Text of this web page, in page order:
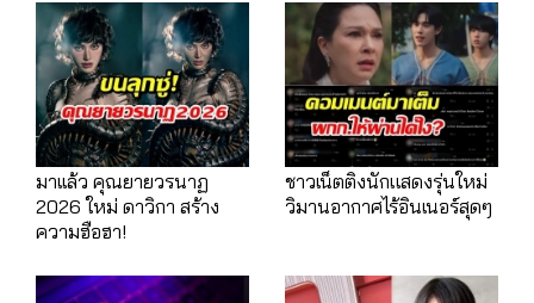
มาเเล้ว คุณยายวรนาฏ
2026 ใหม่ ดาวิกา สร้าง
ความฮือฮา!
ชาวเน็ตติงนักแสดงรุ่นใหม่
วิมานอากาศไร้อินเนอร์สุดๆ